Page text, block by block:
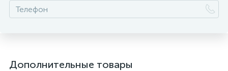
Дополнительные товары